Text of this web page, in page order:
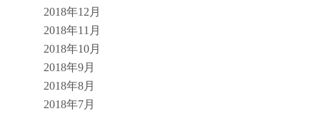
2018年12月
2018年11月
2018年10月
2018年9月
2018年8月
2018年7月